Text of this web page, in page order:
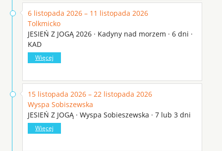
6 listopada 2026 – 11 listopada 2026
Tolkmicko
JESIEŃ Z JOGĄ 2026 · Kadyny nad morzem · 6 dni ·
KAD
Więcej
15 listopada 2026 – 22 listopada 2026
Wyspa Sobiszewska
JESIEŃ Z JOGĄ · Wyspa Sobieszewska · 7 lub 3 dni
Więcej